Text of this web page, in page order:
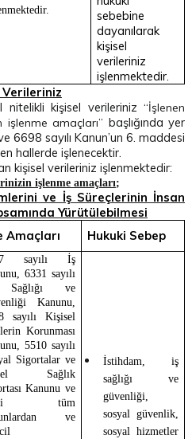
sebebine
dayanılarak
kişisel
verileriniz
işlenmektedir.
Verileriniz
nitelikli kişisel verileriniz“İşlenen
amaçları” başlığında yer
sayılı Kanun’un 6. maddesi
hallerde işlenecektir.
kişisel verileriniz işlenmektedir:
işlenme amaçları;
ve İş Süreçlerinin İnsan
Yürütülebilmesi
Amaçları Hukuki Sebep
sayılı İş
, 6331 sayılı
ve
Kanunu,
sayılı Kişisel
Korunması
5510 sayılı
Sigortalar ve
Sağlık
Kanunu ve
tüm
ve
İstihdam, iş
sağlığı ve
güvenliği,
sosyal güvenlik,
sosyal hizmetler